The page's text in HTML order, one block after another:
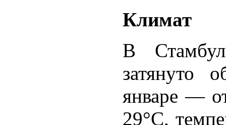
Климат
В
затянуто
январе —
29°С,